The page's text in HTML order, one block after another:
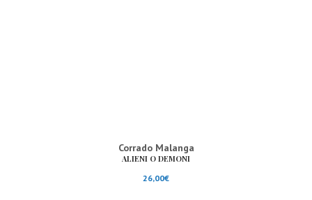
Corrado Malanga
ALIENI O DEMONI
26,00€